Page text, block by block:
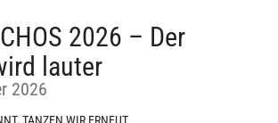
2026 – Der
lauter
2026
TANZEN WIR ERNEUT